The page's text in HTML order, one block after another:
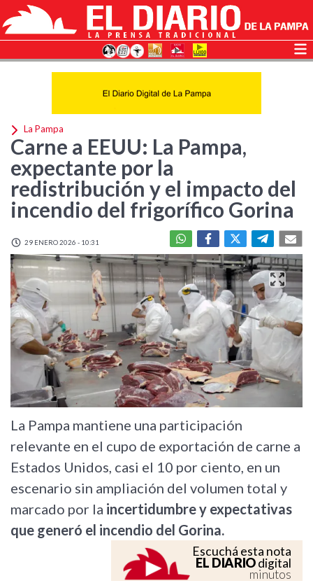
La Pampa
Carne a EEUU: La Pampa,
expectante por la
redistribución y el impacto del
incendio del frigorífico Gorina
29 ENERO 2026 - 10:31
La Pampa mantiene una participación
relevante en el cupo de exportación de carne a
Estados Unidos, casi el 10 por ciento, en un
escenario sin ampliación del volumen total y
marcado por la incertidumbre y expectativas
que generó el incendio del Gorina.
Escuchá esta nota
EL DIARIOdigital
minutos